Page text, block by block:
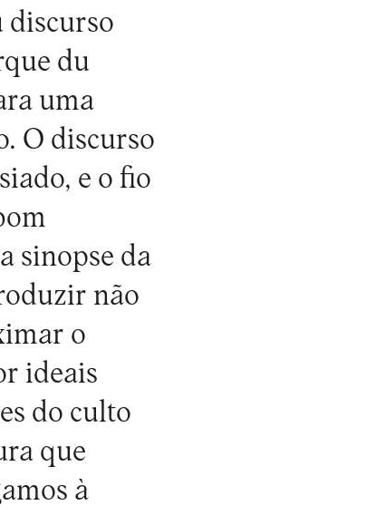
discurso
du
uma
O discurso
e o fio
sinopse da
não
o
ideais
do culto
que
à